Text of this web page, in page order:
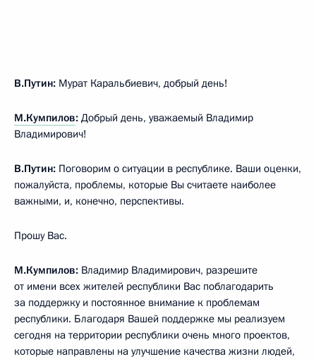
В.Путин: Мурат Каральбиевич, добрый день!
М.Кумпилов: Добрый день, уважаемый Владимир
Владимирович!
В.Путин: Поговорим о ситуации в республике. Ваши оценки,
пожалуйста, проблемы, которые Вы считаете наиболее
важными, и, конечно, перспективы.
Прошу Вас.
М.Кумпилов: Владимир Владимирович, разрешите
от имени всех жителей республики Вас поблагодарить
за поддержку и постоянное внимание к проблемам
республики. Благодаря Вашей поддержке мы реализуем
сегодня на территории республики очень много проектов,
которые направлены на улучшение качества жизни людей,